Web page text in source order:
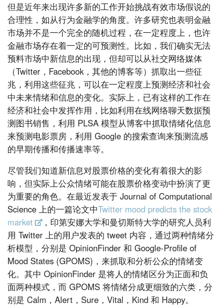
但是近年来出现许多新的工作开始挑战有效市场假说的
合理性，如从行为金融学的角度。许多研究也表明金融
市场并不是一个完全的随机过程，在一定程度上，也许
金融市场存在着一定的可预测性。比如，我们确实无法
预料市场中新信息的出现，但却可以从社交网络媒体
（Twitter，Facebook，其他的博客等）抓取出一些征
兆，利用这些征兆，可以在一定程度上预测经济和社会
中未来情绪和信息的变化。实际上，已有这样的工作在
经济和社会中发挥作用，比如利用在线网络聊天数据预
测图书销售，利用 PLSA 模型从博客中抓取情绪化信息
来预测电影票房，利用 Google 的搜索查询来预测流感
的早期传播和传播速率等。
尽管我们知道新信息对股票价格的变化有着很大的影
响，但实际上公众情绪可能在股票价格变动中扮演了更
为重要的角色。在最近发表于 Journal of Computational
Science 上的一篇论文中Twitter mood predicts the stock
market
，印第安娜大学和曼切斯特大学的研究人员利
用 Twitter 上的用户发表的 tweet 内容，通过两种情绪分
析模型，分别是 OpinionFinder 和 Google-Profile of
Mood States (GPOMS)，来抓取和分析公众的情绪变
化。其中 OpinionFinder 是将人的情绪区分为正面和负
面两种模式，而 GPOMS 将情绪分成更细致的六类，分
别是 Calm，Alert，Sure，Vital，Kind 和 Happy。